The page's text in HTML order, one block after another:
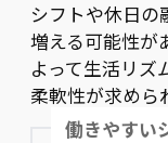
シフトや休日の
増える可能性が
よって生活リズ
柔軟性が求めら
働きやすい